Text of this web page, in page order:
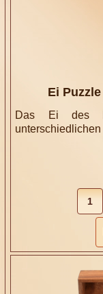
Ei
Das Ei des
unterschiedlichen